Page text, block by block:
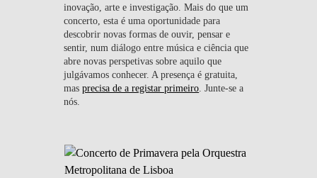
inovação, arte e investigação. Mais do que um
concerto, esta é uma oportunidade para
descobrir novas formas de ouvir, pensar e
sentir, num diálogo entre música e ciência que
abre novas perspetivas sobre aquilo que
julgávamos conhecer. A presença é gratuita,
masprecisa de a registar primeiro . Junte-se a
nós.